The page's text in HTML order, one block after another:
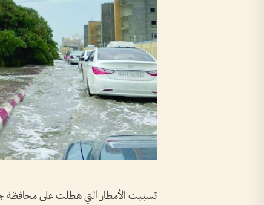
تسببت الأمطار التي هطلت على محافظة